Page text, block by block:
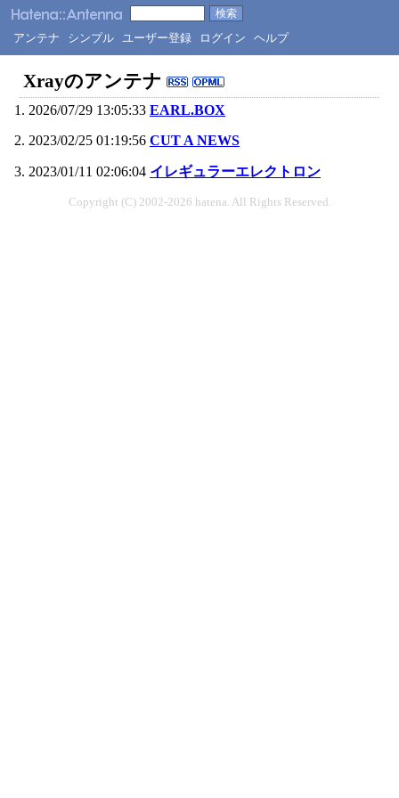
アンテナ シンプル ユーザー登録 ログイン ヘルプ
Xrayのアンテナ
2026/07/29 13:05:33 EARL.BOX
2023/02/25 01:19:56 CUT A NEWS
2023/01/11 02:06:04 イレギュラーエレクトロン
Copyright (C) 2002-2026 hatena. All Rights Reserved.